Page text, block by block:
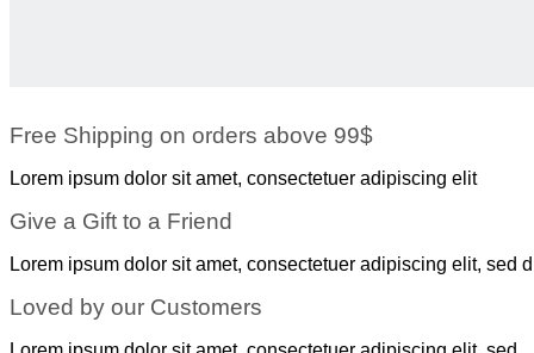
Free Shipping on orders above 99$
Lorem ipsum dolor sit amet, consectetuer adipiscing elit
Give a Gift to a Friend
Lorem ipsum dolor sit amet, consectetuer adipiscing elit, sed
Loved by our Customers